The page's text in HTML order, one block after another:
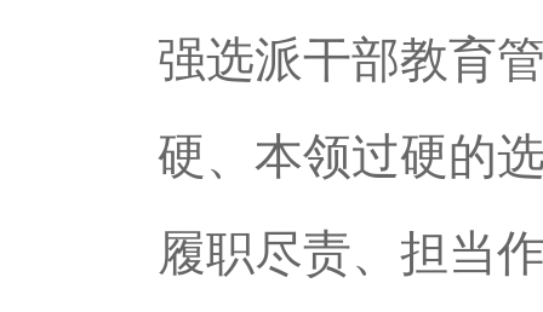
强选派干部教育
硬、本领过硬的
履职尽责、担当